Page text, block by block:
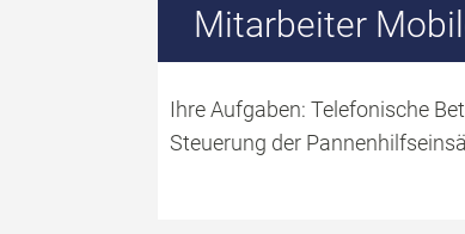
Mitarbeiter
Ihre Aufgaben: Telefonische
Steuerung der